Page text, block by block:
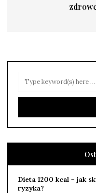
Dieta 1200 kcal – jak
ryzyka?